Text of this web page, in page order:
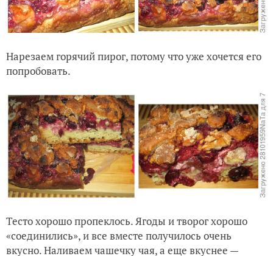
Нарезаем горячий пирог, потому что уже хочется его
попробовать.
Тесто хорошо пропеклось. Ягоды и творог хорошо
«соединились», и все вместе получилось очень
вкусно. Наливаем чашечку чая, а еще вкуснее —